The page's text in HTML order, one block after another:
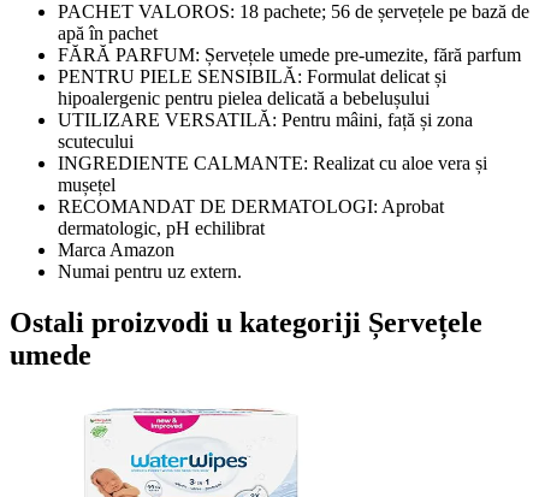
PACHET VALOROS: 18 pachete; 56 de șervețele pe bază de
apă în pachet
FĂRĂ PARFUM: Șervețele umede pre-umezite, fără parfum
PENTRU PIELE SENSIBILĂ: Formulat delicat și
hipoalergenic pentru pielea delicată a bebelușului
UTILIZARE VERSATILĂ: Pentru mâini, față și zona
scutecului
INGREDIENTE CALMANTE: Realizat cu aloe vera și
mușețel
RECOMANDAT DE DERMATOLOGI: Aprobat
dermatologic, pH echilibrat
Marca Amazon
Numai pentru uz extern.
Ostali proizvodi u kategoriji Șervețele
umede